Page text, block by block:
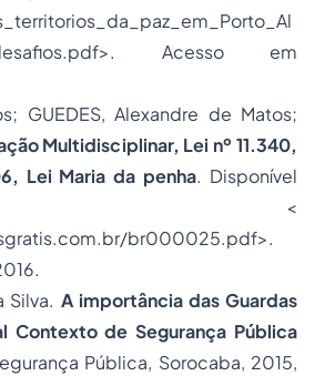
Acesso em
GUEDES, Alexandre de Matos;
Multidisciplinar, Lei nº 11.340,
Lei Maria da penha. Disponível
<
br000025.pdf>.
Silva. A importância das Guardas
Contexto de Segurança Pública
Pública, Sorocaba, 2015,